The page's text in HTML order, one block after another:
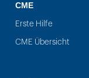
CME
Erste Hilfe
CME Übersicht